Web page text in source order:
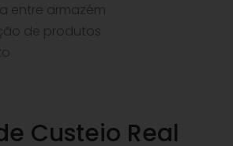
entre armazém
de produtos
Custeio Real